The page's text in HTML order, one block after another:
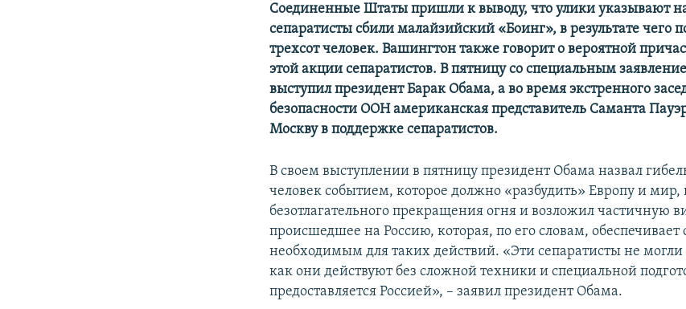
Соединенные Штаты пришли к выводу, что улики указывают
сепаратисты сбили малайзийский «Боинг», в результате чего
трехсот человек. Вашингтон также говорит о вероятной
этой акции сепаратистов. В пятницу со специальным
выступил президент Барак Обама, а во время экстренного
безопасности ООН американская представитель Саманта
Москву в поддержке сепаратистов.
В своем выступлении в пятницу президент Обама назвал
человек событием, которое должно «разбудить» Европу и мир,
безотлагательного прекращения огня и возложил частичную
происшедшее на Россию, которая, по его словам, обеспечивает
необходимым для таких действий. «Эти сепаратисты не могли
как они действуют без сложной техники и специальной
предоставляется Россией», – заявил президент Обама.